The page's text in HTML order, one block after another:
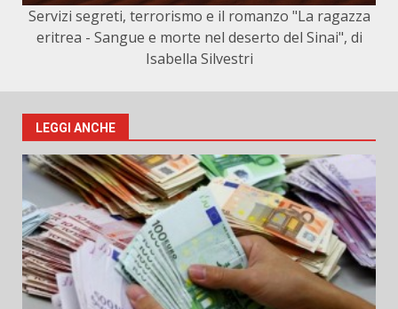
Servizi segreti, terrorismo e il romanzo "La ragazza
eritrea - Sangue e morte nel deserto del Sinai", di
Isabella Silvestri
LEGGI ANCHE